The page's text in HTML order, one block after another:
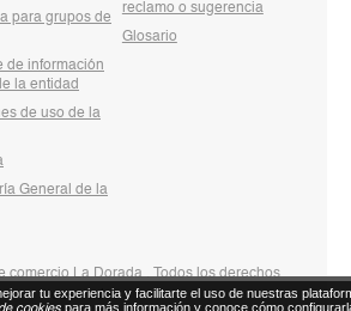
para grupos de
de información
la entidad
de uso de la
General de la
reclamo o sugerencia
Glosario
comercio La Dorada . Todos los derechos
reservados
tu experiencia y facilitarte el uso de nuestras
para más información y conoce cómo